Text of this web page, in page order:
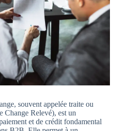
souvent appelée traite ou
Change Relevé), est un
et de crédit fondamental